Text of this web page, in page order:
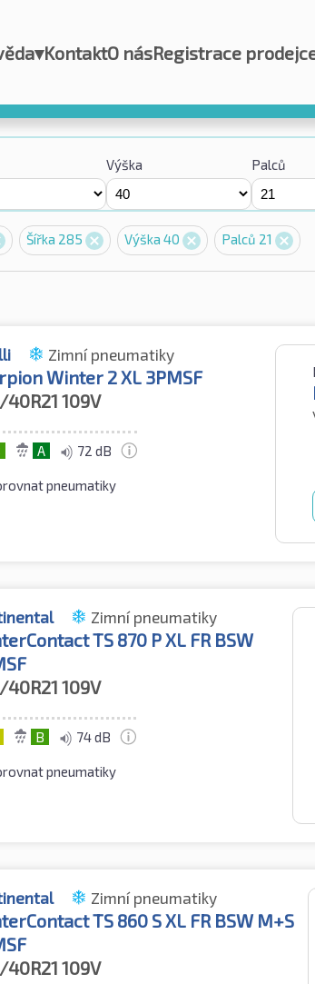
▾KontaktO násRegistrace
Výška Palců
Šířka 285 Výška 40 Palců 21
Zimní pneumatiky
Winter 2 XL 3PMSF
40R21 109V
A 72 dB
pneumatiky
Zimní pneumatiky
TS 870 P XL FR BSW
40R21 109V
B 74 dB
pneumatiky
Zimní pneumatiky
TS 860 S XL FR BSW M+S
40R21 109V